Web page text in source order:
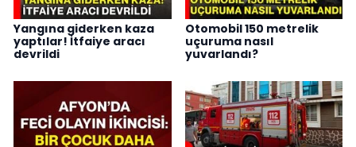
Yangına giderken kaza
yaptılar! İtfaiye aracı
devrildi
Otomobil 150 metrelik
uçuruma nasıl
yuvarlandı?